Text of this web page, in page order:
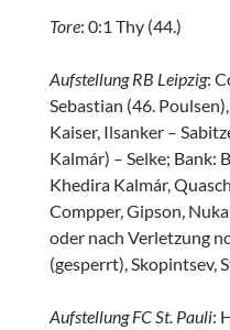
Tore: 0:1 Thy (44.)
Aufstellung RB Leipzig:
Sebastian (46.
Kaiser, Ilsanker –
Kalmár) – Selke; Bank:
Khedira Kalmár,
Compper, Gipson,
oder nach Verletzung
(gesperrt), Skopintsev,
Aufstellung FC St. Pauli: